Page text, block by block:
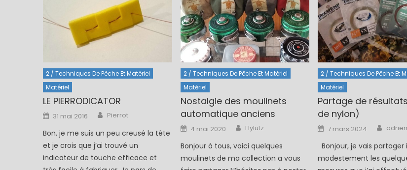
2 / Techniques De Pêche Et Matériel
Matériel
LE PIERRODICATOR
Posted
on
31 mai 2016 Author
Pierrot
Bon, je me suis un peu creusé la tête
et je crois que j’ai trouvé un
indicateur de touche efficace et
2 / Techniques De Pêche Et Matériel
Matériel
Nostalgie des moulinets
automatique anciens
Posted
on
4 mai 2020 Author
Flylutz
Bonjour à tous, voici quelques
moulinets de ma collection a vous
2 / Techniques De Pêche Et
Matériel
Partage de
de nylon)
Posted
on
7 mars 2024 Author
adrien
Bonjour, je vais partager
modestement les